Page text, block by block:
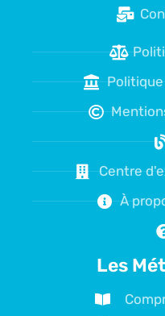
Centre
À
Les